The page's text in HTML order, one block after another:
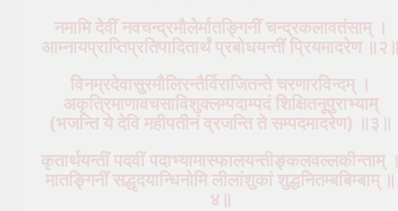
नमामि देवीं नवचन्द्रमौलेर्मातङ्गिनीं चन्द्रकलावतंसाम् ।
आम्नायप्राप्तिप्रतिपादितार्थं प्रबोधयन्तीं प्रियमादरेण
विनम्रदेवासुरमौलिरन्तैर्विराजितन्ते चरणारविन्दम् ।
अकृत्रिमाणावचसाविशुक्लम्पदाम्पदं शिक्षितनूपुराभ्याम्
(भजन्ति ये देवि महीपतीनं व्रजन्ति ते सम्पदमादरेण) ॥३॥
कृतार्थयन्तीं पदवीं पदाभ्यामास्फालयन्तीङ्कलवल्लकीन्ताम्
मातङ्गिनीं सद्धृदयान्धिनोमि लीलांशुकां शुद्धनितम्बबिम्बाम् ॥
४॥